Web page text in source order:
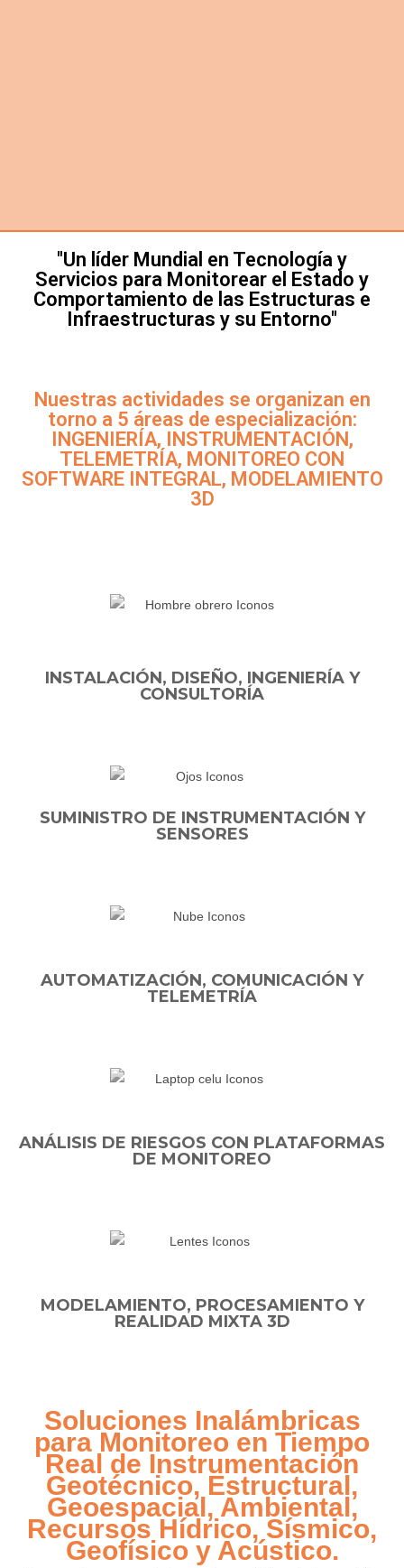
"Un líder Mundial en Tecnología y
Servicios para Monitorear el Estado y
Comportamiento de las Estructuras e
Infraestructuras y su Entorno"
Nuestras actividades se organizan en
torno a 5 áreas de especialización:
INGENIERÍA, INSTRUMENTACIÓN,
TELEMETRÍA, MONITOREO CON
SOFTWARE INTEGRAL, MODELAMIENTO
3D
INSTALACIÓN, DISEÑO, INGENIERÍA Y
CONSULTORÍA
SUMINISTRO DE INSTRUMENTACIÓN Y
SENSORES
AUTOMATIZACIÓN, COMUNICACIÓN Y
TELEMETRÍA
ANÁLISIS DE RIESGOS CON PLATAFORMAS
DE MONITOREO
MODELAMIENTO, PROCESAMIENTO Y
REALIDAD MIXTA 3D
Soluciones Inalámbricas
para Monitoreo en Tiempo
Real de Instrumentación
Geotécnico, Estructural,
Geoespacial, Ambiental,
Recursos Hídrico, Sísmico,
Geofísico y Acústico.